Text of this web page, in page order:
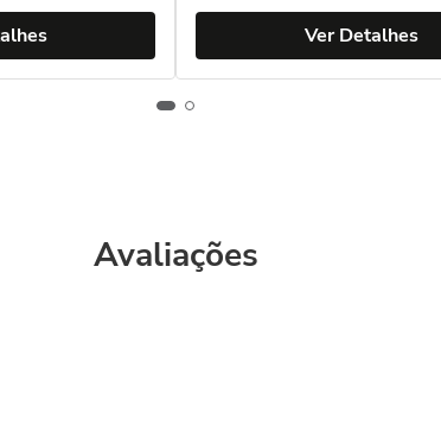
Ver Detalhes
Avaliações